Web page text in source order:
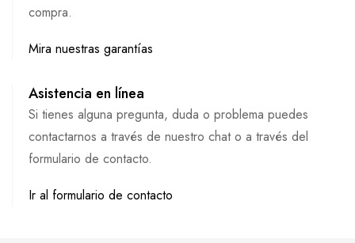
compra.
Mira nuestras garantías
Asistencia en línea
Si tienes alguna pregunta, duda o problema puedes
contactarnos a través de nuestro chat o a través del
formulario de contacto.
Ir al formulario de contacto